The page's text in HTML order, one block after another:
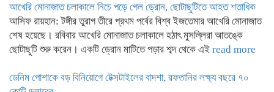
আখেরি মোনাজাত চলাকালে নিচে পড়ে গেল ড্রোন, ছোটাছুটিতে আহত শতাধিক
আসিফ রায়হান: টঙ্গীর তুরাগ তীরে প্রথম পর্বের বিশ্ব ইজতেমার আখেরি মোনাজাত
শেষ হয়েছে। রবিবার আখেরি মোনাজাত চলাকালে হঠাৎ মুসল্লিরা আতঙ্কে
ছোটাছুটি শুরু করেন। একটি ড্রোন মাটিতে পড়ার শব্দ থেকে এই read more
ডেনিম পোশাকে বড় বিনিয়োগে টেক্সটাইলের বাদশা, রফতানির লক্ষ্য বছরে ৭০